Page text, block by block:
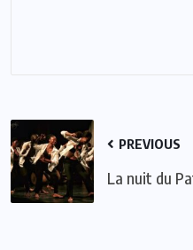
PREVIOUS
La nuit du